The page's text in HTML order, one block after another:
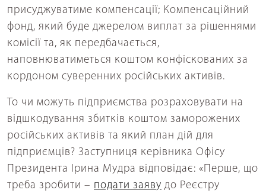
присуджуватиме компенсації; Компенсаційний
фонд, який буде джерелом виплат за рішеннями
комісії та, як передбачається,
наповнюватиметься коштом конфіскованих за
кордоном суверенних російських активів.
То чи можуть підприємства розраховувати на
відшкодування збитків коштом заморожених
російських активів та який план дій для
підприємців? Заступниця керівника Офісу
Президента Ірина Мудра відповідає: «Перше, що
треба зробити – подати заяву до Реєстру